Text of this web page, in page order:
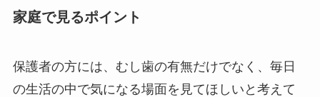
家庭で見るポイント
保護者の方には、むし歯の有無だけでなく、毎日
の生活の中で気になる場面を見てほしいと考えて